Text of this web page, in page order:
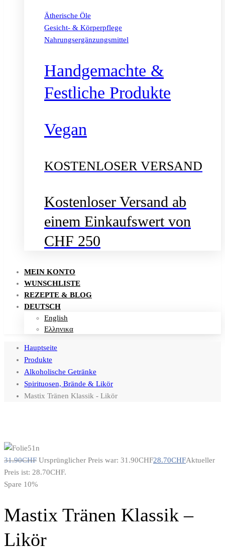
Ätherische Öle
Gesicht- & Körperpflege
Nahrungsergänzungsmittel
Handgemachte &
Festliche Produkte
Vegan
KOSTENLOSER VERSAND
Kostenloser Versand ab
einem Einkaufswert von
CHF 250
MEIN KONTO
WUNSCHLISTE
REZEPTE & BLOG
DEUTSCH
English
Ελληνικα
Hauptseite
Produkte
Alkoholische Getränke
Spirituosen, Brände & Likör
Mastix Tränen Klassik - Likör
31.90CHF Ursprünglicher Preis war: 31.90CHF28.70CHFAktueller
Preis ist: 28.70CHF.
Spare 10%
Mastix Tränen Klassik –
Likör